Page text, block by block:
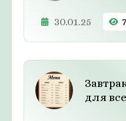
30.01.25 7
для